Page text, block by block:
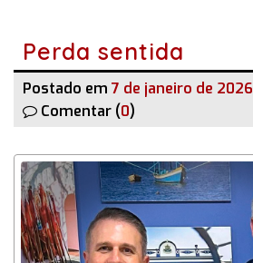
Perda sentida
Postado em 7 de janeiro de 2026
Comentar (0)